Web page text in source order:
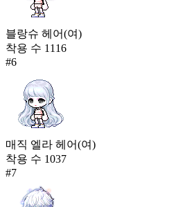
블랑슈 헤어(여)
착용 수 1116
#6
매직 엘라 헤어(여)
착용 수 1037
#7